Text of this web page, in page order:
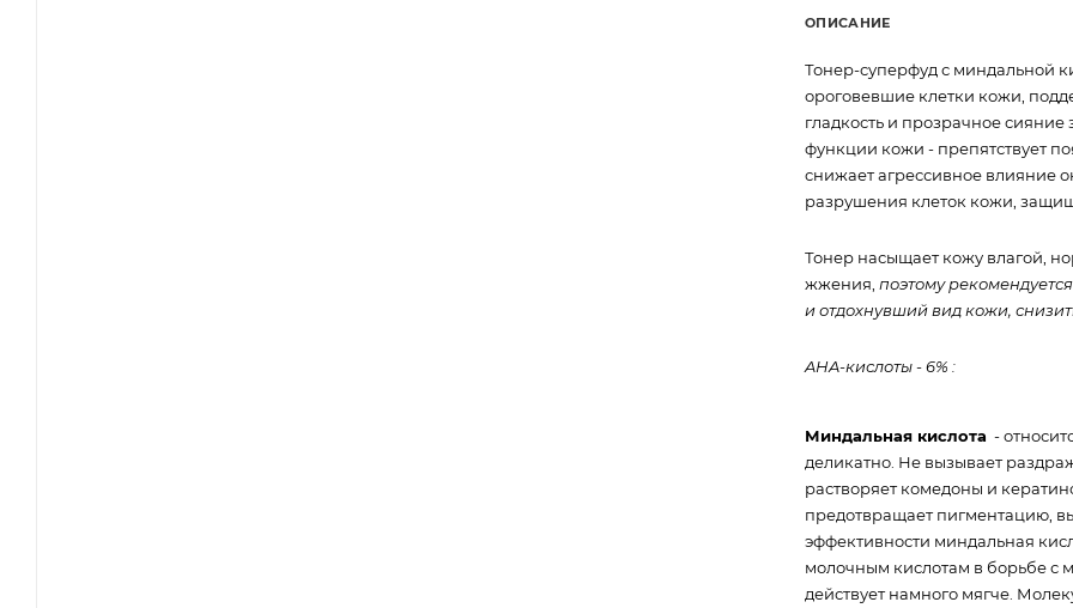
ОПИСАНИЕ
Тонер-суперфуд с миндальной
ороговевшие клетки кожи,
гладкость и прозрачное
функции кожи - препятствует
снижает агрессивное влияние
разрушения клеток кожи,
Тонер насыщает кожу влагой,
жжения, поэтому
и отдохнувший вид кожи,
AHA-кислоты - 6% :
Миндальная кислота -
деликатно. Не вызывает
растворяет комедоны и
предотвращает пигментацию,
эффективности миндальная
молочным кислотам в борьбе
действует намного мягче.